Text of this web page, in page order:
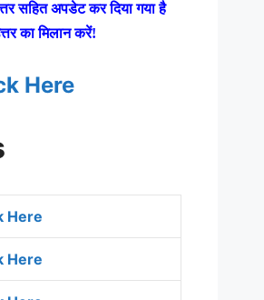
सहित अपडेट कर दिया गया है
का मिलान करें!
Here
Here
Here